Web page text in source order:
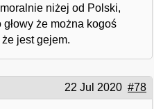
niżej od Polski,
że można kogoś
jest gejem.
22 Jul 2020 #78